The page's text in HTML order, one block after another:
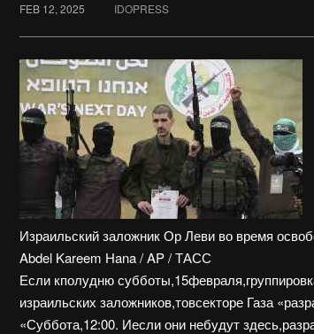
FEB 12, 2025 IDOPRESS
Израильский заложник Ор Леви во время
Abdel Kareem Hana / AP / ТАСС
Если кполудню
израильских заложников,товсекторе Газа
«Суббота,12:00. Иесли они небудут